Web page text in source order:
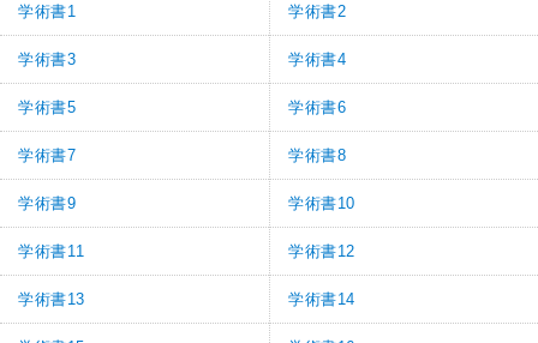
学術書1 学術書2
学術書3 学術書4
学術書5 学術書6
学術書7 学術書8
学術書9 学術書10
学術書11 学術書12
学術書13 学術書14